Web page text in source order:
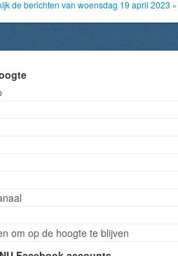
de berichten van woensdag 19 april 2023 »
om op de hoogte te blijven